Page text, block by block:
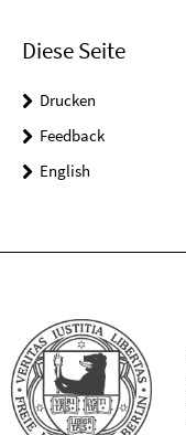
Diese Seite
Drucken
Feedback
English